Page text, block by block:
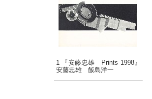
1 『安藤忠雄 Prints 1998』
安藤忠雄 飯島洋一